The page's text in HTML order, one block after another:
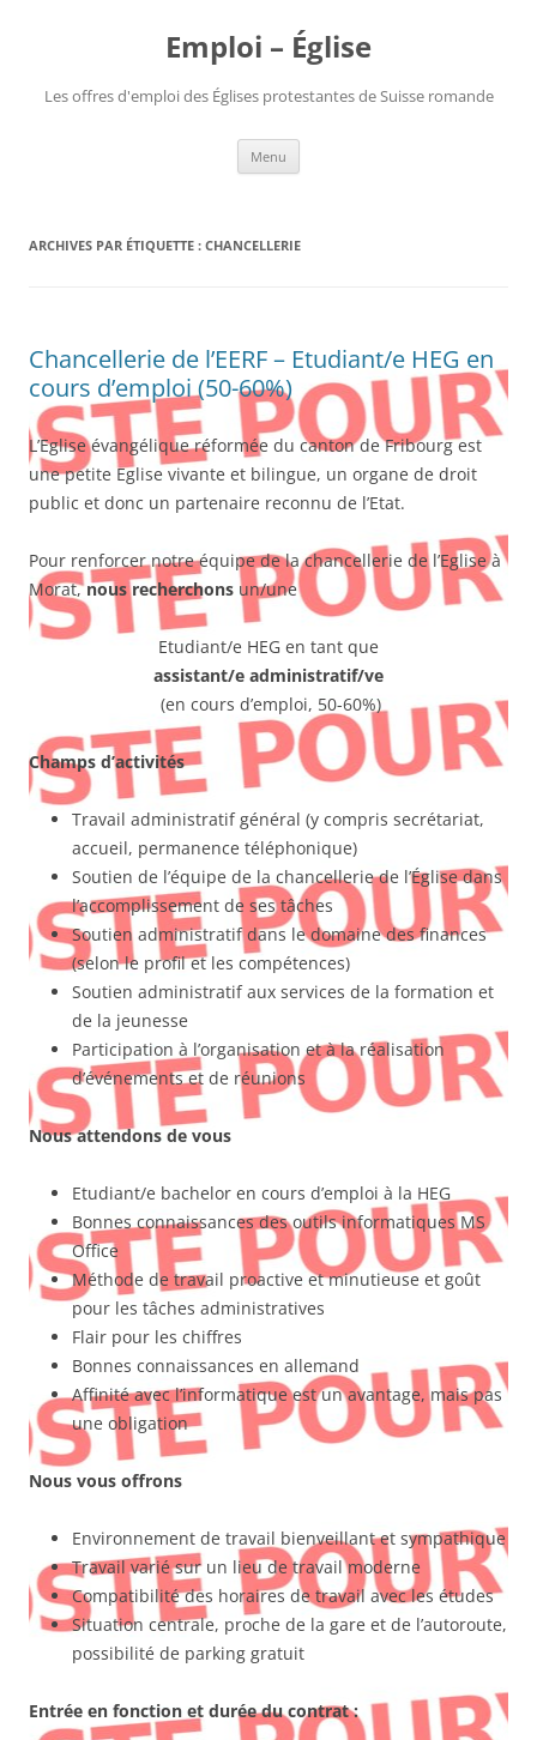
Emploi – Église
Les offres d'emploi des Églises protestantes de Suisse romande
Menu
ARCHIVES PAR ÉTIQUETTE : CHANCELLERIE
Chancellerie de l’EERF – Etudiant/e HEG en
cours d’emploi (50-60%)
L’Eglise évangélique réformée du canton de Fribourg est
une petite Eglise vivante et bilingue, un organe de droit
public et donc un partenaire reconnu de l’Etat.
Pour renforcer notre équipe de la chancellerie de l’Eglise à
Morat,nous recherchons un/une
Etudiant/e HEG en tant que
assistant/e administratif/ve
(en cours d’emploi, 50-60%)
Champs d’activités
Travail administratif général (y compris secrétariat,
accueil, permanence téléphonique)
Soutien de l’équipe de la chancellerie de l’Église dans
l’accomplissement de ses tâches
Soutien administratif dans le domaine des finances
(selon le profil et les compétences)
Soutien administratif aux services de la formation et
de la jeunesse
Participation à l’organisation et à la réalisation
d’événements et de réunions
Nous attendons de vous
Etudiant/e bachelor en cours d’emploi à la HEG
Bonnes connaissances des outils informatiques MS
Office
Méthode de travail proactive et minutieuse et goût
pour les tâches administratives
Flair pour les chiffres
Bonnes connaissances en allemand
Affinité avec l’informatique est un avantage, mais pas
une obligation
Nous vous offrons
Environnement de travail bienveillant et sympathique
Travail varié sur un lieu de travail moderne
Compatibilité des horaires de travail avec les études
Situation centrale, proche de la gare et de l’autoroute,
possibilité de parking gratuit
Entrée en fonction et durée du contrat :